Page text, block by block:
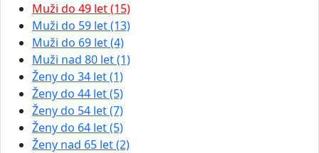
Muži do 49 let (15)
Muži do 59 let (13)
Muži do 69 let (4)
Muži nad 80 let (1)
Ženy do 34 let (1)
Ženy do 44 let (5)
Ženy do 54 let (7)
Ženy do 64 let (5)
Ženy nad 65 let (2)